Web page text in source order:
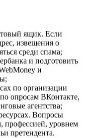
ящик. Если
извещения о
среди спама;
и подготовить
и
по организации
опросам ВКонтакте,
агентства;
Вопросы
профессией, уровнем
претендента.